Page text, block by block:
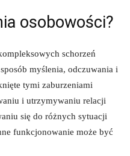
‌osobowości?
schorzeń
myślenia, odczuwania i
tymi zaburzeniami
i utrzymywaniu relacji
się do różnych sytuacji
funkcjonowanie może być